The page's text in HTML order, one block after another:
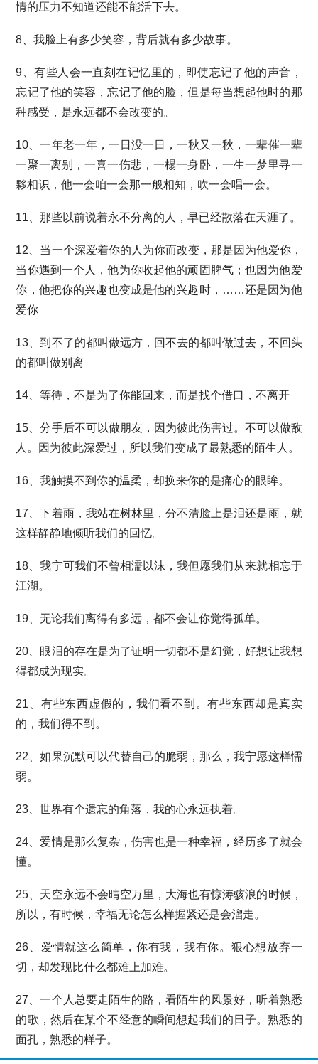
情的压力不知道还能不能活下去。
8、我脸上有多少笑容，背后就有多少故事。
9、有些人会一直刻在记忆里的，即使忘记了他的声音，
忘记了他的笑容，忘记了他的脸，但是每当想起他时的那
种感受，是永远都不会改变的。
10、一年老一年，一日没一日，一秋又一秋，一辈催一辈
一聚一离别，一喜一伤悲，一榻一身卧，一生一梦里寻一
夥相识，他一会咱一会那一般相知，吹一会唱一会。
11、那些以前说着永不分离的人，早已经散落在天涯了。
12、当一个深爱着你的人为你而改变，那是因为他爱你，
当你遇到一个人，他为你收起他的顽固脾气；也因为他爱
你，他把你的兴趣也变成是他的兴趣时，……还是因为他
爱你
13、到不了的都叫做远方，回不去的都叫做过去，不回头
的都叫做别离
14、等待，不是为了你能回来，而是找个借口，不离开
15、分手后不可以做朋友，因为彼此伤害过。不可以做敌
人。因为彼此深爱过，所以我们变成了最熟悉的陌生人。
16、我触摸不到你的温柔，却换来你的是痛心的眼眸。
17、下着雨，我站在树林里，分不清脸上是泪还是雨，就
这样静静地倾听我们的回忆。
18、我宁可我们不曾相濡以沫，我但愿我们从来就相忘于
江湖。
19、无论我们离得有多远，都不会让你觉得孤单。
20、眼泪的存在是为了证明一切都不是幻觉，好想让我想
得都成为现实。
21、有些东西虚假的，我们看不到。有些东西却是真实
的，我们得不到。
22、如果沉默可以代替自己的脆弱，那么，我宁愿这样懦
弱。
23、世界有个遗忘的角落，我的心永远执着。
24、爱情是那么复杂，伤害也是一种幸福，经历多了就会
懂。
25、天空永远不会晴空万里，大海也有惊涛骇浪的时候，
所以，有时候，幸福无论怎么样握紧还是会溜走。
26、爱情就这么简单，你有我，我有你。狠心想放弃一
切，却发现比什么都难上加难。
27、一个人总要走陌生的路，看陌生的风景好，听着熟悉
的歌，然后在某个不经意的瞬间想起我们的日子。熟悉的
面孔，熟悉的样子。